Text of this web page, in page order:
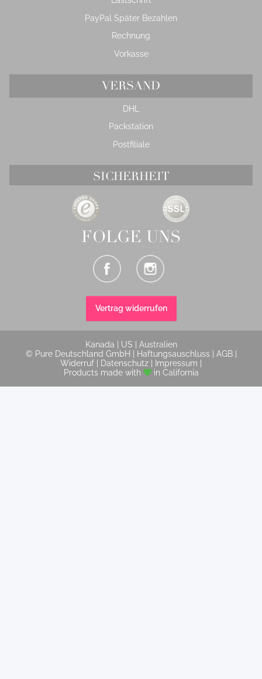
PayPal Später Bezahlen
Rechnung
Vorkasse
VERSAND
DHL
Packstation
Postfiliale
SICHERHEIT
FOLGE UNS
Vertrag widerrufen
Kanada US
Australien
© Pure Deutschland GmbH |
Haftungsauschluss AGB
Widerruf
Datenschutz Impressum
Products made with
in California